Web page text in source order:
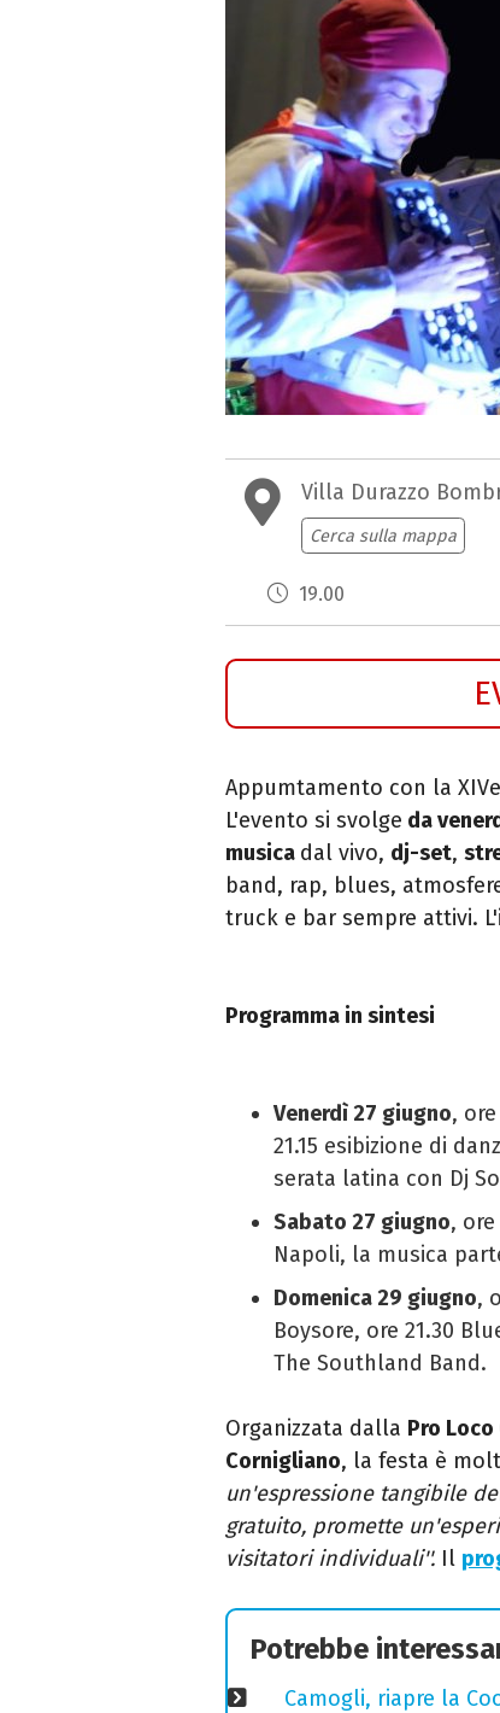
Villa Durazzo
Cerca sulla mappa
19.00
Appumtamento con la
L'evento si svolge da
musica dal vivo, dj-set,
band, rap, blues,
truck e bar sempre attivi.
Programma in sintesi
Venerdì 27 giugno,
21.15 esibizione di
serata latina con Dj
Sabato 27 giugno,
Napoli, la musica
Domenica 29 giugno,
Boysore, ore 21.30
The Southland Band.
Organizzata dalla Pro
Cornigliano, la festa è
un'espressione tangibile
gratuito, promette
visitatori individuali''. Il
Potrebbe
Camogli, riapre la